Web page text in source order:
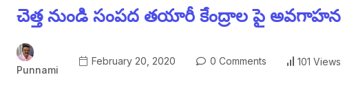
చెత్త నుండి సంపద తయారీ కేంద్రాల పై అవగాహన
Punnami
February 20, 2020 0 Comments 101 Views